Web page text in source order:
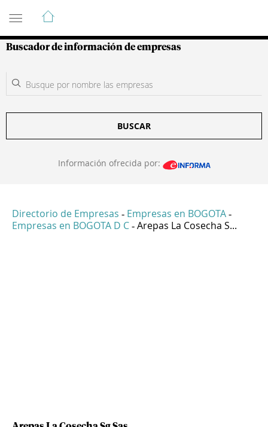
Guía de Empresas Colombianas
Buscador de información de empresas
BUSCAR
Información ofrecida por:
Directorio de Empresas - Empresas en BOGOTA -
Empresas en BOGOTA D C - Arepas La Cosecha S...